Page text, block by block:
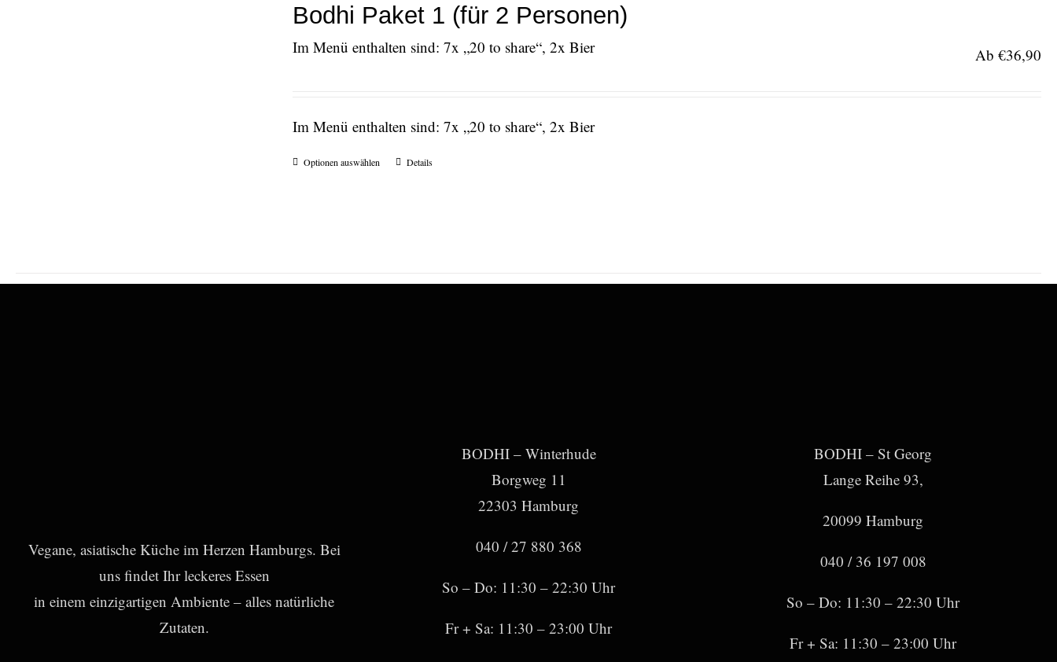
Bodhi Paket 1 (für 2 Personen)
Im Menü enthalten sind: 7x „20 to share“, 2x Bier Ab €36,90
Im Menü enthalten sind: 7x „20 to share“, 2x Bier
Optionen auswählen Details
Vegane, asiatische Küche im Herzen Hamburgs. Bei
uns findet Ihr leckeres Essen
in einem einzigartigen Ambiente – alles natürliche
Zutaten.
BODHI – Winterhude
Borgweg 11
22303 Hamburg
040 / 27 880 368
So – Do: 11:30 – 22:30 Uhr
Fr + Sa: 11:30 – 23:00 Uhr
BODHI – St Georg
Lange Reihe 93,
20099 Hamburg
040 / 36 197 008
So – Do: 11:30 – 22:30 Uhr
Fr + Sa: 11:30 – 23:00 Uhr